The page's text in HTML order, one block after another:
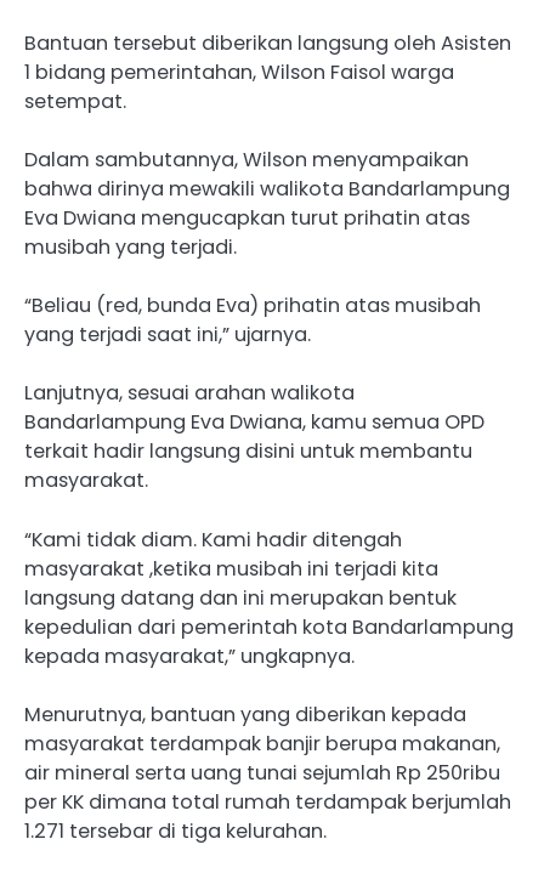
Bantuan tersebut diberikan langsung oleh Asisten
1 bidang pemerintahan, Wilson Faisol warga
setempat.
Dalam sambutannya, Wilson menyampaikan
bahwa dirinya mewakili walikota Bandarlampung
Eva Dwiana mengucapkan turut prihatin atas
musibah yang terjadi.
“Beliau (red, bunda Eva) prihatin atas musibah
yang terjadi saat ini,” ujarnya.
Lanjutnya, sesuai arahan walikota
Bandarlampung Eva Dwiana, kamu semua OPD
terkait hadir langsung disini untuk membantu
masyarakat.
“Kami tidak diam. Kami hadir ditengah
masyarakat ,ketika musibah ini terjadi kita
langsung datang dan ini merupakan bentuk
kepedulian dari pemerintah kota Bandarlampung
kepada masyarakat,” ungkapnya.
Menurutnya, bantuan yang diberikan kepada
masyarakat terdampak banjir berupa makanan,
air mineral serta uang tunai sejumlah Rp 250ribu
per KK dimana total rumah terdampak berjumlah
1.271 tersebar di tiga kelurahan.